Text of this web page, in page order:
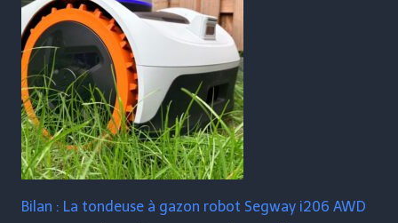
Bilan : La tondeuse à gazon robot Segway i206 AWD